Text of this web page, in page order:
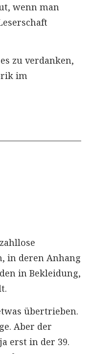
wenn man
zu verdanken,
im
in deren Anhang
in Bekleidung,
übertrieben.
Aber der
erst in der 39.